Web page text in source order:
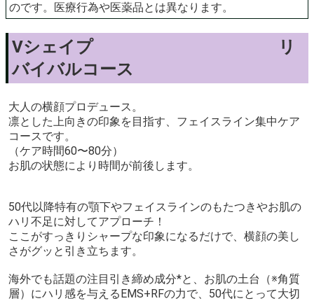
のです。医療行為や医薬品とは異なります。
Vシェイプ リ
バイバルコース
大人の横顔プロデュース。
凛とした上向きの印象を目指す、フェイスライン集中ケア
コースです。
（ケア時間60〜80分）
お肌の状態により時間が前後します。
50代以降特有の顎下やフェイスラインのもたつきやお肌の
ハリ不足に対してアプローチ！
ここがすっきりシャープな印象になるだけで、横顔の美し
さがグッと引き立ちます。
海外でも話題の注目引き締め成分*と、お肌の土台（※角質
層）にハリ感を与えるEMS+RFの力で、50代にとって大切